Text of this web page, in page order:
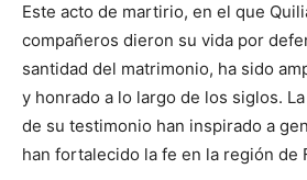
Este acto de martirio, en el que
compañeros dieron su vida por
santidad del matrimonio, ha sido
y honrado a lo largo de los siglos.
de su testimonio han inspirado a
han fortalecido la fe en la región de